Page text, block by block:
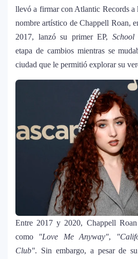
llevó a firmar con Atlantic Records a
nombre artístico de Chappell Roan,
2017, lanzó su primer EP, School
etapa de cambios mientras se
ciudad que le permitió explorar su
Entre 2017 y 2020, Chappell
como "Love Me Anyway",
Club". Sin embargo, a pesar de